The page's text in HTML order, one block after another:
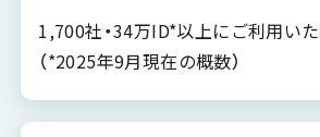
1,700社・34万ID*以上にご利用い
（*2025年9月現在の概数）